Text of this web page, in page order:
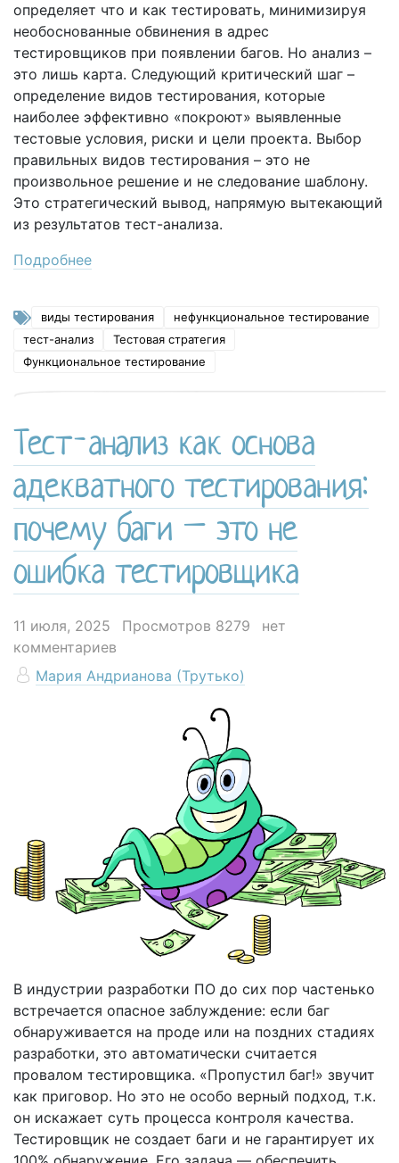
определяет что и как тестировать, минимизируя
необоснованные обвинения в адрес
тестировщиков при появлении багов. Но анализ –
это лишь карта. Следующий критический шаг –
определение видов тестирования, которые
наиболее эффективно «покроют» выявленные
тестовые условия, риски и цели проекта. Выбор
правильных видов тестирования – это не
произвольное решение и не следование шаблону.
Это стратегический вывод, напрямую вытекающий
из результатов тест-анализа.
Подробнее
виды тестирования
нефункциональное тестирование
тест-анализ
Тестовая стратегия
Функциональное тестирование
Тест-анализ как основа
адекватного тестирования:
почему баги – это не
ошибка тестировщика
11 июля, 2025 Просмотров 8279
нет
комментариев
Мария Андрианова (Трутько)
В индустрии разработки ПО до сих пор частенько
встречается опасное заблуждение: если баг
обнаруживается на проде или на поздних стадиях
разработки, это автоматически считается
провалом тестировщика. «Пропустил баг!» звучит
как приговор. Но это не особо верный подход, т.к.
он искажает суть процесса контроля качества.
Тестировщик не создает баги и не гарантирует их